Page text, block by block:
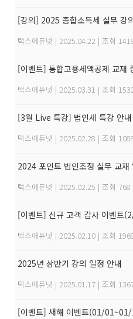
[강의] 2025 종합소득세 실무 강
택스에듀넷 | 2025.04.22 | 조회
[이벤트] 통합고용세액공제 교
택스에듀넷 | 2025.03.31 | 조회
[3월 Live 특강] 법인세 특강 안내
택스에듀넷 | 2025.02.28 | 조회
2024 포인트 법인조정 실무 교
택스에듀넷 | 2025.02.25 | 조회 768
[이벤트] 신규 고객 감사 이벤트
택스에듀넷 | 2025.02.10 | 조회
2025년 상반기 강의 일정 안내
택스에듀넷 | 2025.01.17 | 조회
[이벤트] 새해 이벤트(01/